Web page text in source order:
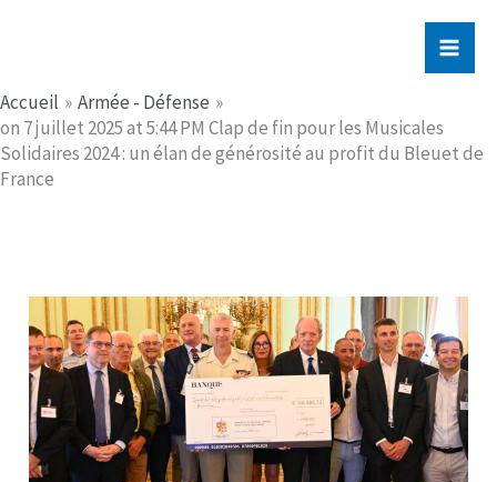
Accueil
Armée - Défense
on 7 juillet 2025 at 5:44 PM Clap de fin pour les Musicales
Solidaires 2024 : un élan de générosité au profit du Bleuet de
France​